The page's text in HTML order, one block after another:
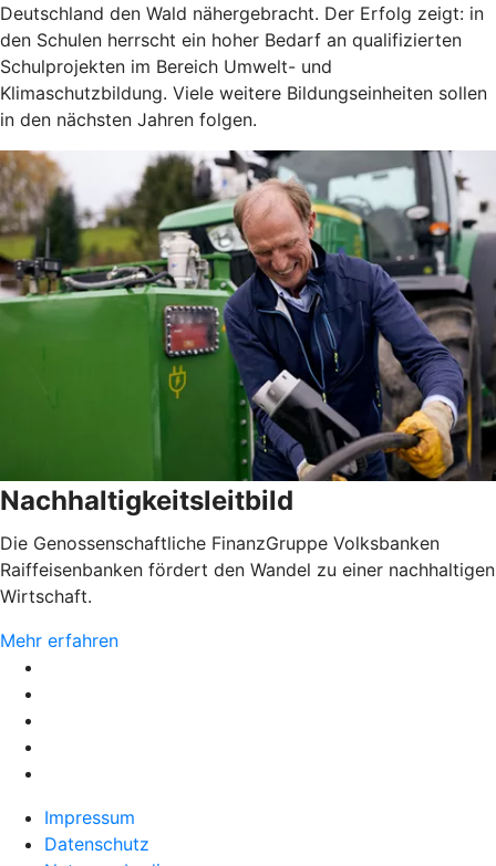
Deutschland den Wald nähergebracht. Der Erfolg zeigt: in
den Schulen herrscht ein hoher Bedarf an qualifizierten
Schulprojekten im Bereich Umwelt- und
Klimaschutzbildung. Viele weitere Bildungseinheiten sollen
in den nächsten Jahren folgen.
Nachhaltigkeitsleitbild
Die Genossenschaftliche FinanzGruppe Volksbanken
Raiffeisenbanken fördert den Wandel zu einer nachhaltigen
Wirtschaft.
Mehr erfahren
Impressum
Datenschutz